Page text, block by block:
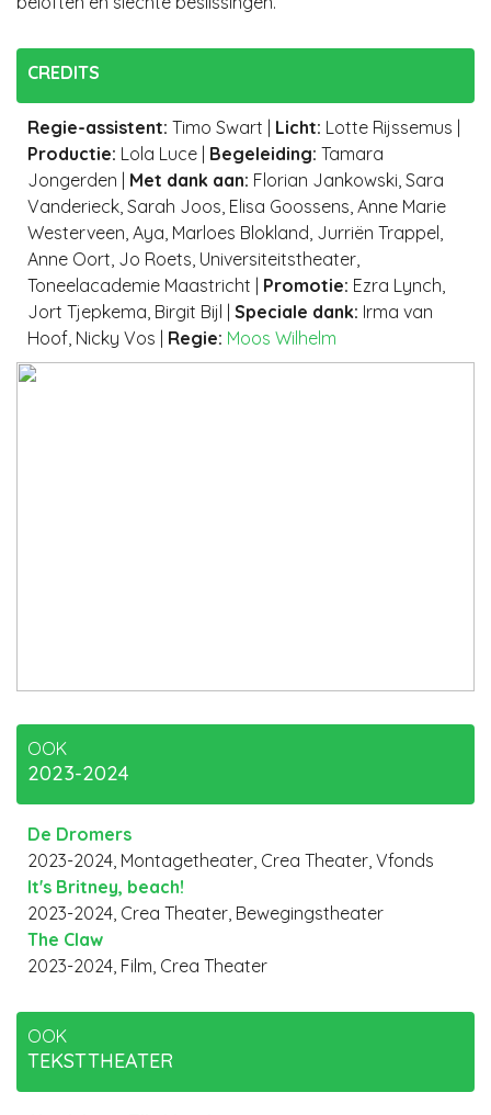
CREDITS
Regie-assistent: Timo Swart Licht: Lotte Rijssemus
Productie: Lola Luce Begeleiding: Tamara
Jongerden
Met dank aan: Florian Jankowski, Sara
Vanderieck, Sarah Joos, Elisa Goossens, Anne Marie
Westerveen, Aya, Marloes Blokland, Jurriën Trappel,
Anne Oort, Jo Roets, Universiteitstheater,
Toneelacademie Maastricht
Promotie: Ezra Lynch,
Jort Tjepkema, Birgit Bijl Speciale dank: Irma van
Hoof, Nicky Vos
Regie: Moos Wilhelm
OOK
2023-2024
De Dromers
2023-2024, Montagetheater, Crea Theater, Vfonds
It's Britney, beach!
2023-2024, Crea Theater, Bewegingstheater
The Claw
2023-2024, Film, Crea Theater
OOK
TEKSTTHEATER